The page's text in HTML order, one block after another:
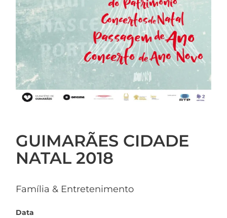
GUIMARÃES CIDADE
NATAL 2018
Família & Entretenimento
Data